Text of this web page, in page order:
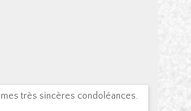
très sincères condoléances.